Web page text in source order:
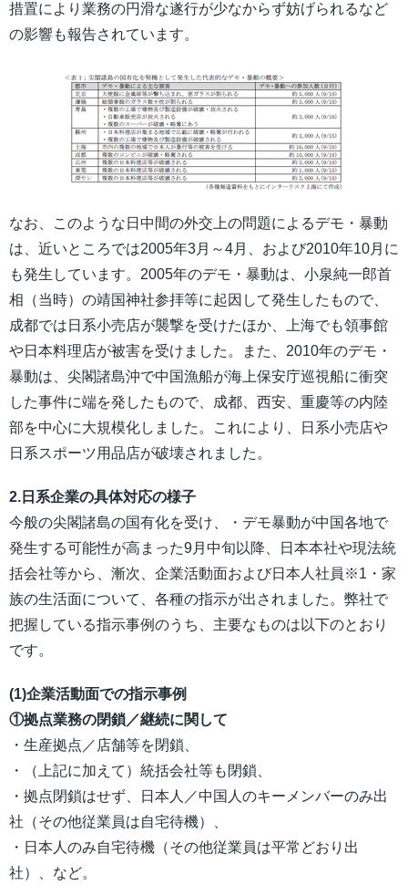
措置により業務の円滑な遂行が少なからず妨げられるなど
の影響も報告されています。
なお、このような日中間の外交上の問題によるデモ・暴動
は、近いところでは2005年3月～4月、および2010年10月に
も発生しています。2005年のデモ・暴動は、小泉純一郎首
相（当時）の靖国神社参拝等に起因して発生したもので、
成都では日系小売店が襲撃を受けたほか、上海でも領事館
や日本料理店が被害を受けました。また、2010年のデモ・
暴動は、尖閣諸島沖で中国漁船が海上保安庁巡視船に衝突
した事件に端を発したもので、成都、西安、重慶等の内陸
部を中心に大規模化しました。これにより、日系小売店や
日系スポーツ用品店が破壊されました。
2.日系企業の具体対応の様子
今般の尖閣諸島の国有化を受け、・デモ暴動が中国各地で
発生する可能性が高まった9月中旬以降、日本本社や現法統
括会社等から、漸次、企業活動面および日本人社員※1・家
族の生活面について、各種の指示が出されました。弊社で
把握している指示事例のうち、主要なものは以下のとおり
です。
(1)企業活動面での指示事例
①拠点業務の閉鎖／継続に関して
・生産拠点／店舗等を閉鎖、
・（上記に加えて）統括会社等も閉鎖、
・拠点閉鎖はせず、日本人／中国人のキーメンバーのみ出
社（その他従業員は自宅待機）、
・日本人のみ自宅待機（その他従業員は平常どおり出
社）、など。